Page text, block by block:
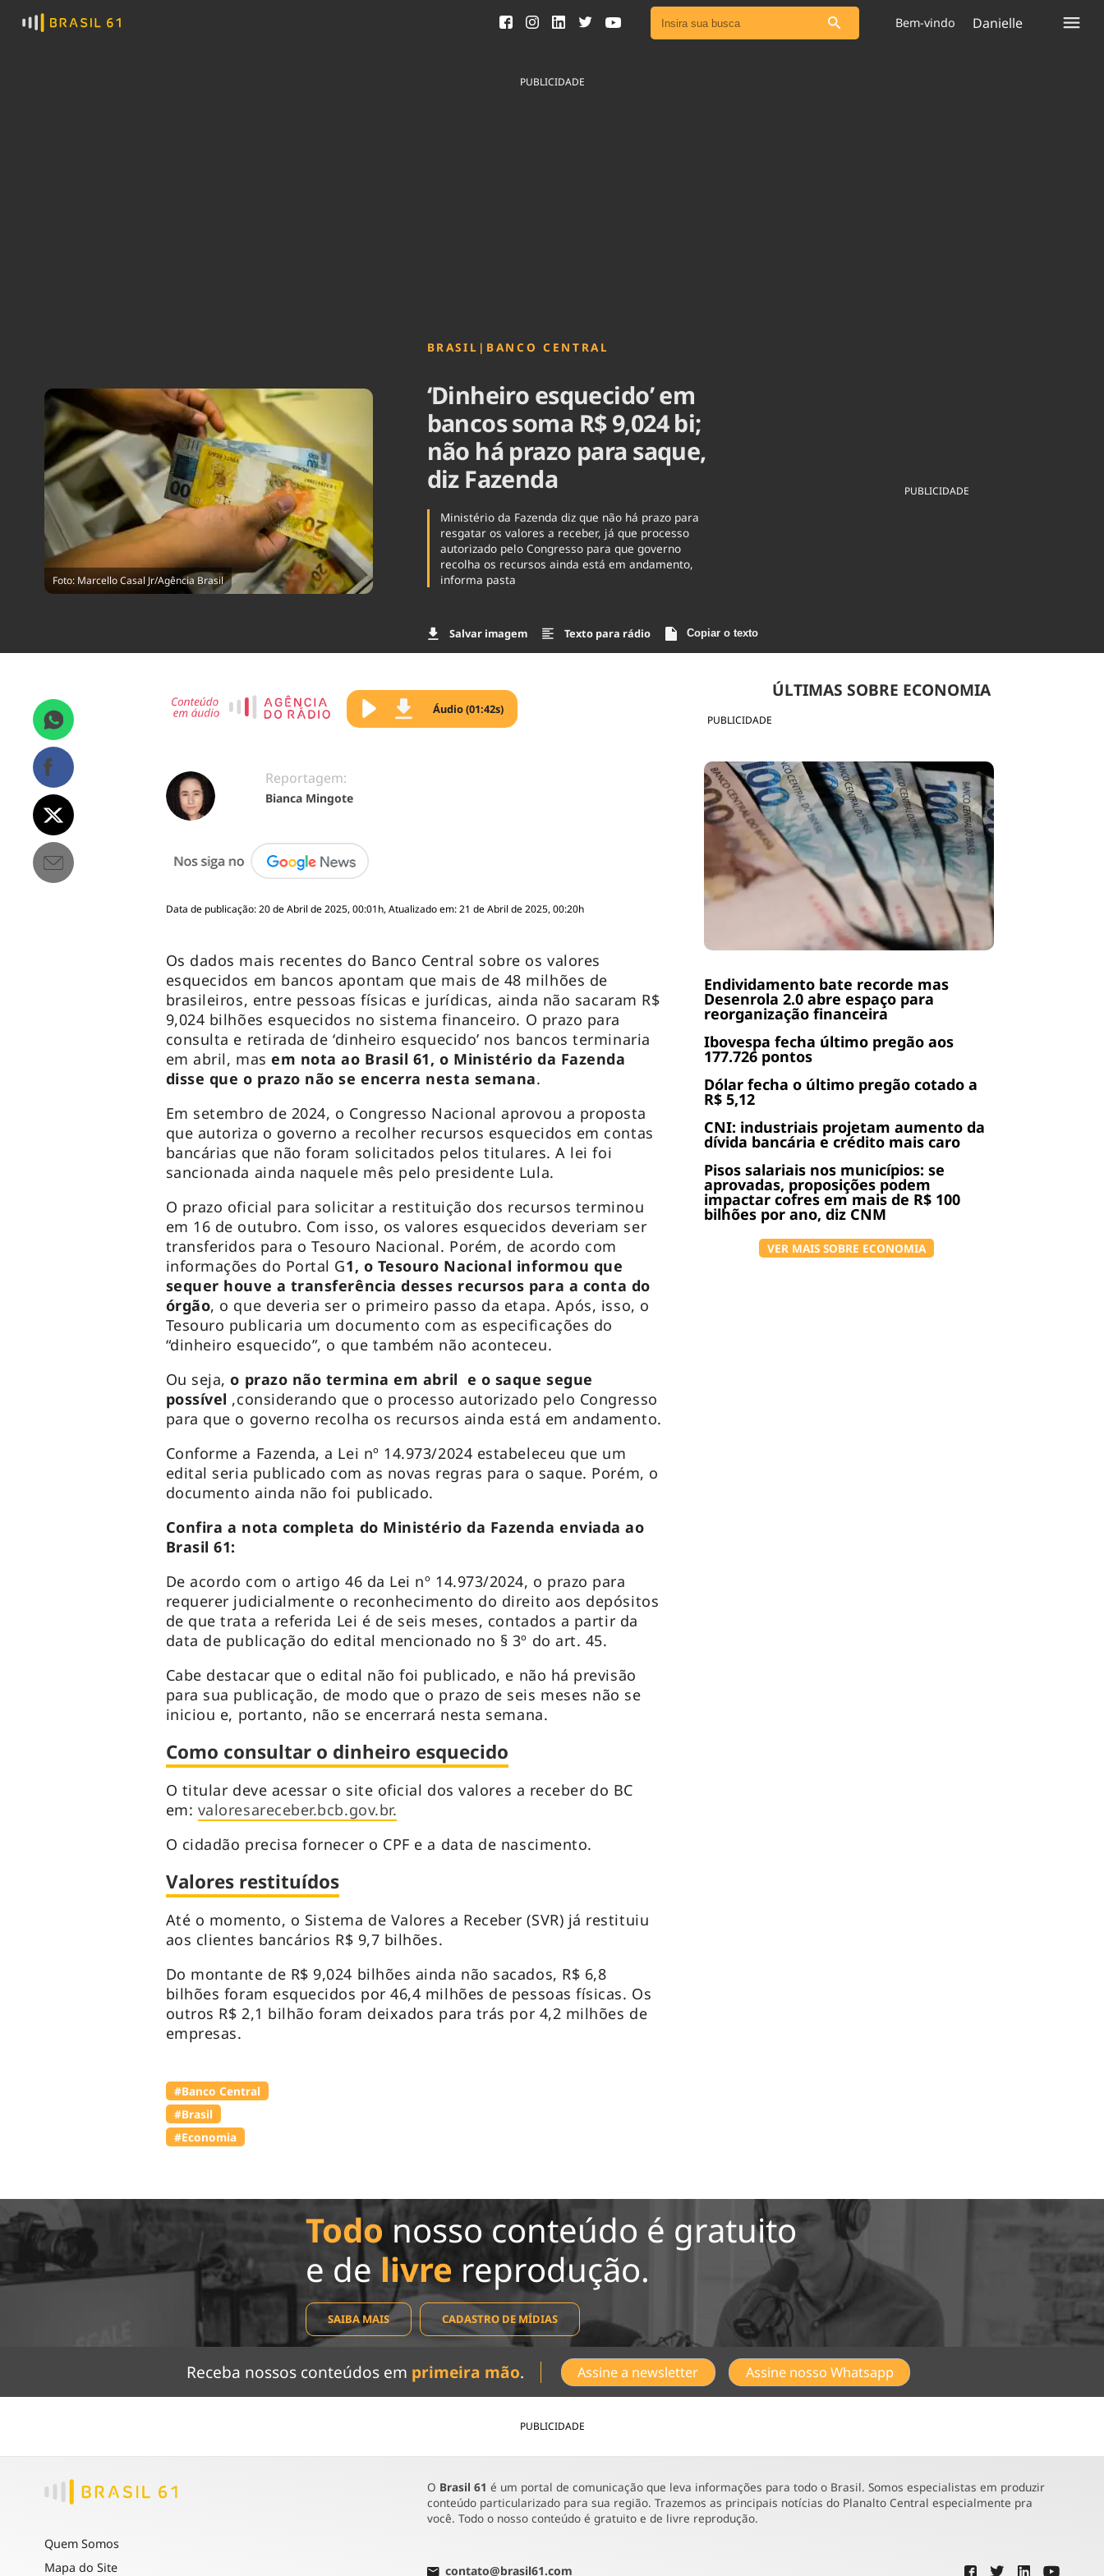
Ver todas as notícias
Brasil
Brasil Mineral
Ciência & Tecnologia
Cinema
Bem-vindo Danielle
PUBLICIDADE
Foto: Marcello Casal Jr/Agência Brasil
BRASIL | BANCO CENTRAL
‘Dinheiro esquecido’ em
bancos soma R$ 9,024 bi;
não há prazo para saque,
diz Fazenda
Ministério da Fazenda diz que não há prazo para
resgatar os valores a receber, já que processo
autorizado pelo Congresso para que governo
recolha os recursos ainda está em andamento,
informa pasta
Salvar imagem Texto para rádio Copiar o texto
PUBLICIDADE
PUBLICIDADE
ÚLTIMAS SOBRE ECONOMIA
Endividamento bate recorde mas
Desenrola 2.0 abre espaço para
reorganização financeira
Ibovespa fecha último pregão aos
177.726 pontos
Dólar fecha o último pregão cotado a
R$ 5,12
CNI: industriais projetam aumento da
dívida bancária e crédito mais caro
Pisos salariais nos municípios: se
aprovadas, proposições podem
impactar cofres em mais de R$ 100
bilhões por ano, diz CNM
VER MAIS SOBRE ECONOMIA
Áudio (01:42s)
Reportagem:
Bianca Mingote
Data de publicação: 20 de Abril de 2025, 00:01h, Atualizado em: 21 de Abril de 2025, 00:20h
Os dados mais recentes do Banco Central sobre os valores
esquecidos em bancos apontam que mais de 48 milhões de
brasileiros, entre pessoas físicas e jurídicas, ainda não sacaram R$
9,024 bilhões esquecidos no sistema financeiro. O prazo para
consulta e retirada de ‘dinheiro esquecido’ nos bancos terminaria
em abril, mas em nota ao Brasil 61, o Ministério da Fazenda
disse que o prazo não se encerra nesta semana.
Em setembro de 2024, o Congresso Nacional aprovou a proposta
que autoriza o governo a recolher recursos esquecidos em contas
bancárias que não foram solicitados pelos titulares. A lei foi
sancionada ainda naquele mês pelo presidente Lula.
O prazo oficial para solicitar a restituição dos recursos terminou
em 16 de outubro. Com isso, os valores esquecidos deveriam ser
transferidos para o Tesouro Nacional. Porém, de acordo com
informações do Portal G1, o Tesouro Nacional informou que
sequer houve a transferência desses recursos para a conta do
órgão, o que deveria ser o primeiro passo da etapa. Após, isso, o
Tesouro publicaria um documento com as especificações do
“dinheiro esquecido”, o que também não aconteceu.
Ou seja, o prazo não termina em abril e o saque segue
possível ,considerando que o processo autorizado pelo Congresso
para que o governo recolha os recursos ainda está em andamento.
Conforme a Fazenda, a Lei nº 14.973/2024 estabeleceu que um
edital seria publicado com as novas regras para o saque. Porém, o
documento ainda não foi publicado.
Confira a nota completa do Ministério da Fazenda enviada ao
Brasil 61:
De acordo com o artigo 46 da Lei nº 14.973/2024, o prazo para
requerer judicialmente o reconhecimento do direito aos depósitos
de que trata a referida Lei é de seis meses, contados a partir da
data de publicação do edital mencionado no § 3º do art. 45.
Cabe destacar que o edital não foi publicado, e não há previsão
para sua publicação, de modo que o prazo de seis meses não se
iniciou e, portanto, não se encerrará nesta semana.
Como consultar o dinheiro esquecido
O titular deve acessar o site oficial dos valores a receber do BC
em: valoresareceber.bcb.gov.br.
O cidadão precisa fornecer o CPF e a data de nascimento.
Valores restituídos
Até o momento, o Sistema de Valores a Receber (SVR) já restituiu
aos clientes bancários R$ 9,7 bilhões.
Do montante de R$ 9,024 bilhões ainda não sacados, R$ 6,8
bilhões foram esquecidos por 46,4 milhões de pessoas físicas. Os
outros R$ 2,1 bilhão foram deixados para trás por 4,2 milhões de
empresas.
#Banco Central
#Brasil
#Economia
Todonosso conteúdo é gratuito
e de livre reprodução.
SAIBA MAIS CADASTRO DE MÍDIAS
Receba nossos conteúdos em primeira mão. Assine a newsletter Assine nosso Whatsapp
PUBLICIDADE
Quem Somos
Mapa do Site
O Brasil 61 é um portal de comunicação que leva informações para todo o Brasil. Somos especialistas em produzir
conteúdo particularizado para sua região. Trazemos as principais notícias do Planalto Central especialmente pra
você. Todo o nosso conteúdo é gratuito e de livre reprodução.
contato@brasil61.com